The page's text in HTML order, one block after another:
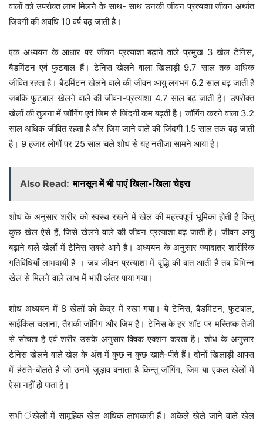
वालों को उपरोक्त लाभ मिलने के साथ- साथ उनकी जीवन प्रत्याशा जीवन अर्थात
जिंदगी की अवधि 10 वर्ष बढ़ जाती है।
एक अध्ययन के आधार पर जीवन प्रत्याशा बढ़ाने वाले प्रमुख 3 खेल टेनिस,
बैडमिंटन एवं फुटबाल हैं। टेनिस खेलने वाला खिलाड़ी 9.7 साल तक अधिक
जीवित रहता है। बैडमिंटन खेलने वाले की जीवन आयु लगभग 6.2 साल बढ़ जाती है
जबकि फुटबाल खेलने वाले की जीवन-प्रत्याशा 4.7 साल बढ़ जाती है। उपरोक्त
खेलों की तुलना में जॉगिंग एवं जिम से जिंदगी कम बढ़ती है। जॉगिंग करने वाला 3.2
साल अधिक जीवित रहता है और जिम जाने वाले की जिंदगी 1.5 साल तक बढ़ जाती
है। 9 हजार लोगों पर 25 साल चले शोध से यह नतीजा सामने आया है।
Also Read: मानसून में भी पाएं खिला-खिला चेहरा
शोध के अनुसार शरीर को स्वस्थ रखने में खेल की महत्त्वपूर्ण भूमिका होती है किंतु
कुछ खेल ऐसे हैं, जिसे खेलने वाले की जीवन प्रत्याशा बढ़ जाती है। जीवन आयु
बढ़ाने वाले खेलों में टेनिस सबसे आगे है। अध्ययन के अनुसार ज्यादातर शारीरिक
गतिविधियाँ लाभदायी हैं । जब जीवन प्रत्याशा में वृद्धि की बात आती है तब विभिन्न
खेल से मिलने वाले लाभ में भारी अंतर पाया गया।
शोध अध्ययन में 8 खेलों को केंद्र में रखा गया। ये टेनिस, बैडमिंटन, फुटबाल,
साईकिल चलाना, तैराकी जॉगिंग और जिम है। टेनिस के हर शॉट पर मस्तिष्क तेजी
से सोचता है एवं शरीर उसके अनुसार क्विक एक्शन करता है। शोध के अनुसार
टेनिस खेलने वाले खेल के अंत में कुछ न कुछ खाते-पीते हैं। दोनों खिलाड़ी आपस
में हंसते-बोलते हैं जो उनमें जुड़ाव बनाता है किन्तु जॉगिंग, जिम या एकल खेलों में
ऐसा नहीं हो पाता है।
सभी ंखेलों में सामूहिक खेल अधिक लाभकारी हैं। अकेले खेले जाने वाले खेल